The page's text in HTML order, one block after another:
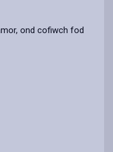
ond cofiwch fod